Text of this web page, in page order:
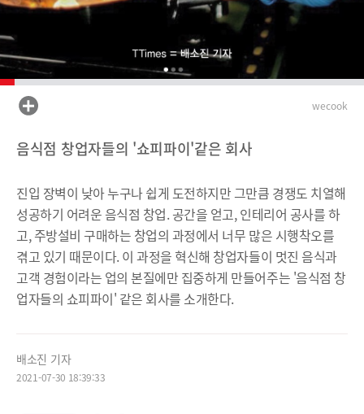
wecook
음식점 창업자들의 '쇼피파이'같은 회사
진입 장벽이 낮아 누구나 쉽게 도전하지만 그만큼 경쟁도 치열해
성공하기 어려운 음식점 창업. 공간을 얻고, 인테리어 공사를 하
고, 주방설비 구매하는 창업의 과정에서 너무 많은 시행착오를
겪고 있기 때문이다. 이 과정을 혁신해 창업자들이 멋진 음식과
고객 경험이라는 업의 본질에만 집중하게 만들어주는 '음식점 창
업자들의 쇼피파이' 같은 회사를 소개한다.
배소진 기자
2021-07-30 18:39:33